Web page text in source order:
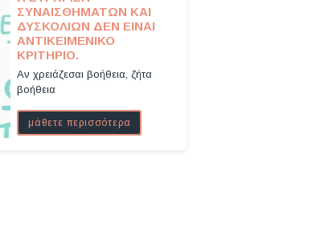
ΣΥΝΑΙΣΘΗΜΆΤΩΝ ΚΑΙ
ΔΥΣΚΟΛΙΏΝ ΔΕΝ ΕΊΝΑΙ
ΑΝΤΙΚΕΙΜΕΝΙΚΌ
ΚΡΙΤΉΡΙΟ.
Αν χρειάζεσαι βοήθεια, ζήτα
βοήθεια
μάθετε περισσότερα